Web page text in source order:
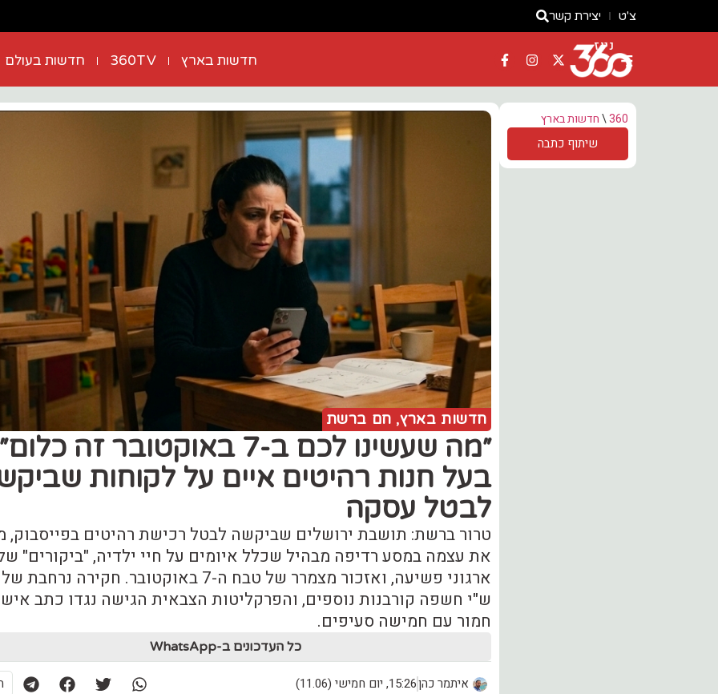
צ'ט יצירת קשר
ניוז
חדשות בארץ 360TV חדשות בעולם
360
\חדשות בארץ
שיתוף כתבה
חדשות בארץ, חם ברשת
״מה שעשינו לכם ב-7 באוקטובר זה
בעל חנות רהיטים איים על לקוחות
לבטל עסקה
טרור ברשת: תושבת ירושלים שביקשה לבטל רכישת רהיטים בפייסבוק,
את עצמה במסע רדיפה מבהיל שכלל איומים על חיי ילדיה, "ביקורים"
ארגוני פשיעה, ואזכור מצמרר של טבח ה-7 באוקטובר. חקירה
ש"י חשפה קורבנות נוספים, והפרקליטות הצבאית הגישה נגדו כתב
חמור עם חמישה סעיפים.
כל העדכונים ב-WhatsApp
איתמר כהן15:26, יום חמישי (11.06)